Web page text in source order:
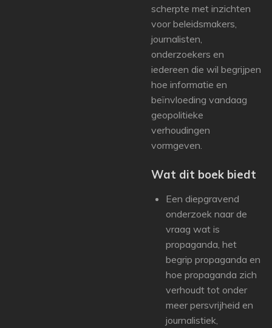
scherpte met inzichten
voor beleidsmakers,
journalisten,
onderzoekers en
iedereen die wil begrijpen
hoe informatie en
beïnvloeding vandaag
geopolitieke
verhoudingen
vormgeven.
Wat dit boek biedt
Een diepgravend
onderzoek naar de
vraag wat is
propaganda, het
begrip propaganda en
hoe propaganda zich
verhoudt tot onder
meer persvrijheid en
journalistiek,